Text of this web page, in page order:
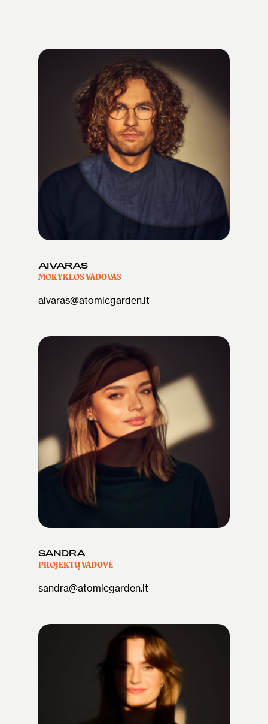
AIVARAS
MOKYKLOS VADOVAS
aivaras@atomicgarden.lt
SANDRA
PROJEKTŲ VADOVĖ
sandra@atomicgarden.lt